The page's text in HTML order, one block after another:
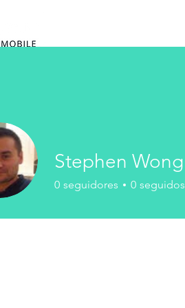
Stephen Wong
0 seguidores 0 seguidos